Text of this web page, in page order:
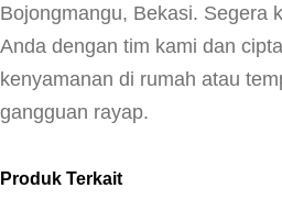
Bojongmangu, Bekasi. Segera
Anda dengan tim kami dan
kenyamanan di rumah atau
gangguan rayap.
Produk Terkait